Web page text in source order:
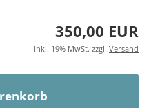
350,00 EUR
inkl. 19% MwSt. zzgl. Versand